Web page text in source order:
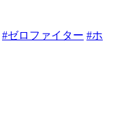
#ゼロファイター #ホ